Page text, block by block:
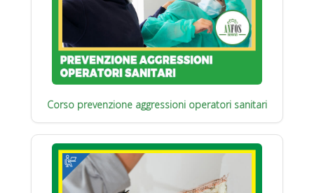
Corso prevenzione aggressioni operatori sanitari